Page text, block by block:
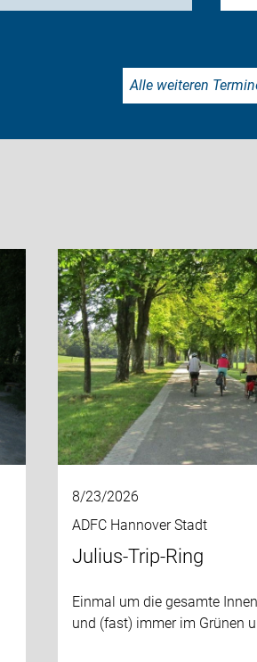
Alle weiteren
8/23/2026
ADFC Hannover Stadt
Julius-Trip-Ring
Einmal um die gesamte
und (fast) immer im Grünen